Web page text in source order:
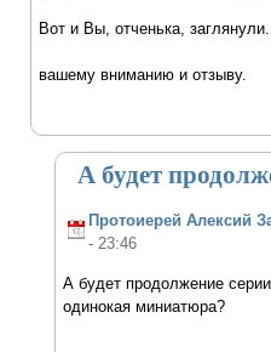
Вот и Вы, отченька,
вашему вниманию и отзыву.
А будет
Протоиерей Алексий
- 23:46
А будет продолжение
одинокая миниатюра?